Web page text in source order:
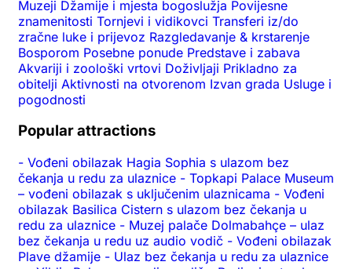
Muzeji Džamije i mjesta bogoslužja Povijesne
znamenitosti Tornjevi i vidikovci Transferi iz/do
zračne luke i prijevoz Razgledavanje & krstarenje
Bosporom Posebne ponude Predstave i zabava
Akvariji i zoološki vrtovi Doživljaji Prikladno za
obitelji Aktivnosti na otvorenom Izvan grada Usluge i
pogodnosti
Popular attractions
- Vođeni obilazak Hagia Sophia s ulazom bez
čekanja u redu za ulaznice - Topkapi Palace Museum
– vođeni obilazak s uključenim ulaznicama - Vođeni
obilazak Basilica Cistern s ulazom bez čekanja u
redu za ulaznice - Muzej palače Dolmabahçe – ulaz
bez čekanja u redu uz audio vodič - Vođeni obilazak
Plave džamije - Ulaz bez čekanja u redu za ulaznice